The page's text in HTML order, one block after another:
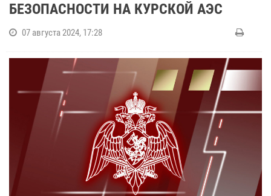
БЕЗОПАСНОСТИ НА КУРСКОЙ АЭС
07 августа 2024, 17:28